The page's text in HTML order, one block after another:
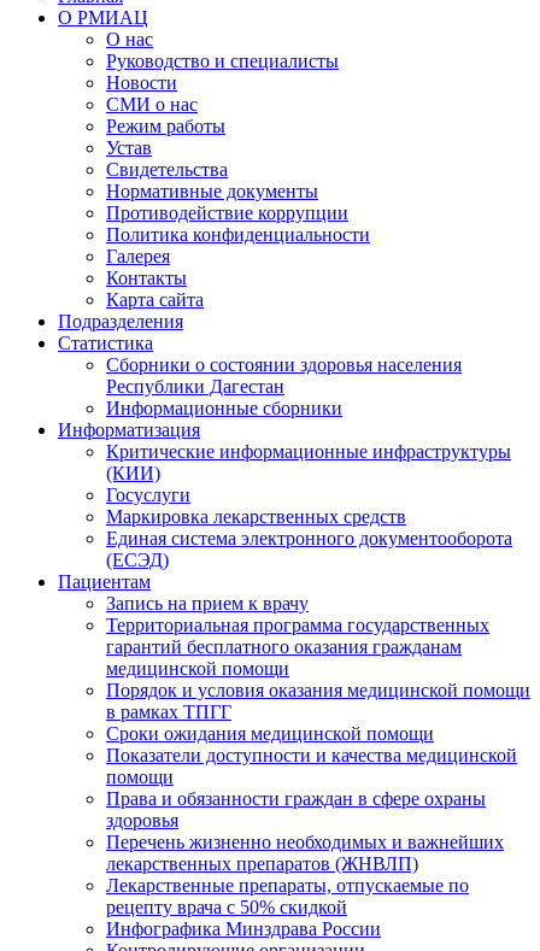
О РМИАЦ
О нас
Руководство и специалисты
Новости
СМИ о нас
Режим работы
Устав
Свидетельства
Нормативные документы
Противодействие коррупции
Политика конфиденциальности
Галерея
Контакты
Карта сайта
Подразделения
Статистика
Сборники о состоянии здоровья населения
Республики Дагестан
Информационные сборники
Информатизация
Критические информационные инфраструктуры
(КИИ)
Госуслуги
Маркировка лекарственных средств
Единая система электронного документооборота
(ЕСЭД)
Пациентам
Запись на прием к врачу
Территориальная программа государственных
гарантий бесплатного оказания гражданам
медицинской помощи
Порядок и условия оказания медицинской помощи
в рамках ТПГГ
Сроки ожидания медицинской помощи
Показатели доступности и качества медицинской
помощи
Права и обязанности граждан в сфере охраны
здоровья
Перечень жизненно необходимых и важнейших
лекарственных препаратов (ЖНВЛП)
Лекарственные препараты, отпускаемые по
рецепту врача с 50% скидкой
Инфографика Минздрава России